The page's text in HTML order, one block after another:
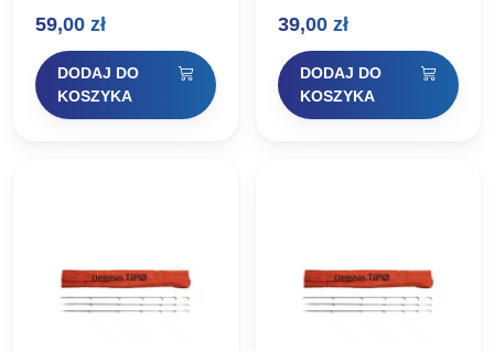
feederowa – 1szt Kod
59,00 zł
DODAJ DO
KOSZYKA
feederowa – 1szt Kod
39,00 zł
DODAJ DO
KOSZYKA